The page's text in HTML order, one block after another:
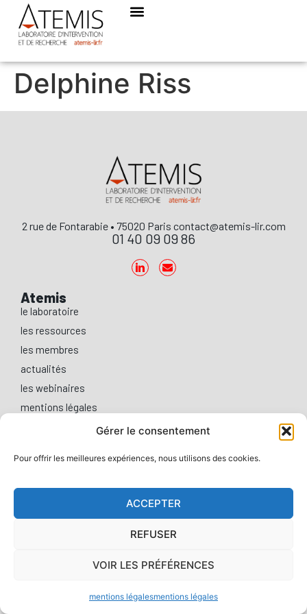
Gérer le consentement
Pour offrir les meilleures expériences, nous utilisons des cookies.
ACCEPTER
REFUSER
VOIR LES PRÉFÉRENCES
mentions légalesmentions légales
Delphine Riss
2 rue de Fontarabie • 75020 Paris contact@atemis-lir.com
01 40 09 09 86
Atemis
le laboratoire
les ressources
les membres
actualités
les webinaires
mentions légales